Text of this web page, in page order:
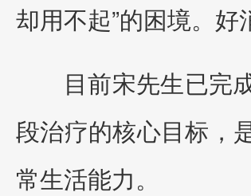
却用不起”的困境。好
目前宋先生已完
段治疗的核心目标，
常生活能力。